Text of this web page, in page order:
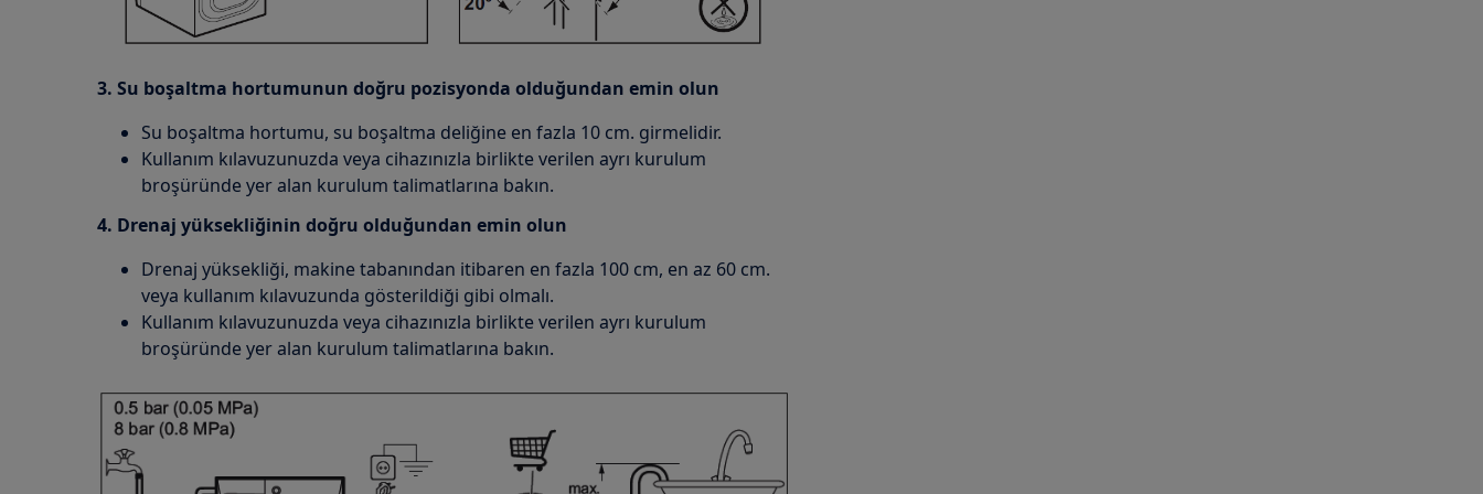
3. Su boşaltma hortumunun doğru pozisyonda olduğundan emin olun
Su boşaltma hortumu, su boşaltma deliğine en fazla 10 cm. girmelidir.
Kullanım kılavuzunuzda veya cihazınızla birlikte verilen ayrı kurulum
broşüründe yer alan kurulum talimatlarına bakın.
4. Drenaj yüksekliğinin doğru olduğundan emin olun
Drenaj yüksekliği, makine tabanından itibaren en fazla 100 cm, en az 60 cm.
veya kullanım kılavuzunda gösterildiği gibi olmalı.
Kullanım kılavuzunuzda veya cihazınızla birlikte verilen ayrı kurulum
broşüründe yer alan kurulum talimatlarına bakın.